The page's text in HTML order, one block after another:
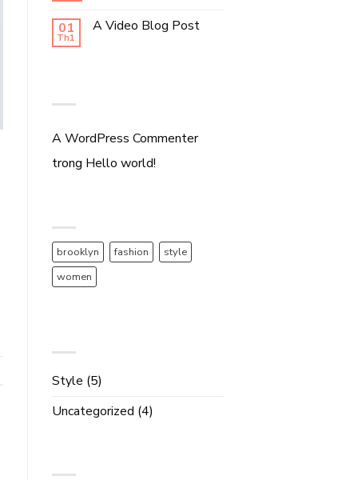
01
Th1
A Video Blog Post
A WordPress Commenter
trong Hello world!
brooklyn fashion
style
women
Style (5)
Uncategorized (4)